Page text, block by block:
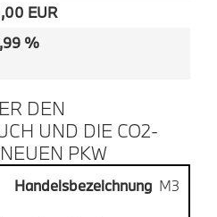
EUR
%
DEN
UND DIE CO2-
PKW
Handelsbezeichnung M3